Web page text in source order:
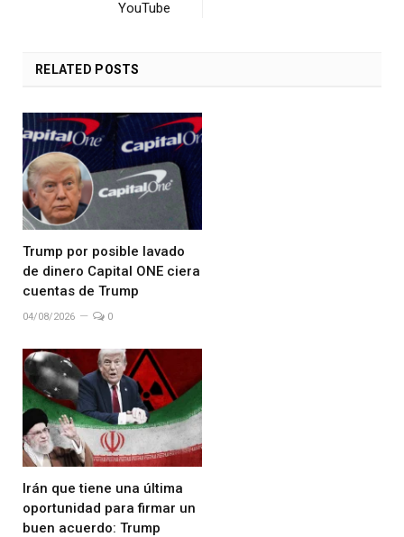
YouTube
RELATED POSTS
Trump por posible lavado
de dinero Capital ONE ciera
cuentas de Trump
04/08/2026 0
Irán que tiene una última
oportunidad para firmar un
buen acuerdo: Trump